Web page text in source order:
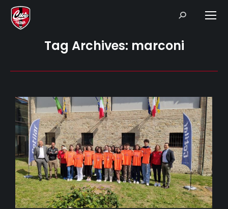
Search:
Tag Archives: marconi